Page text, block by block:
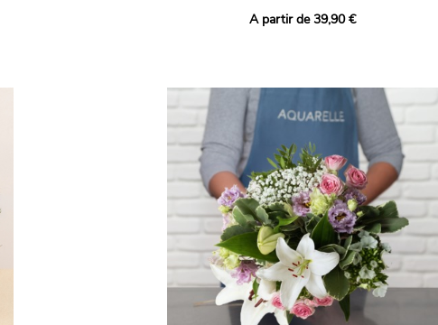
Offrez un bouquet délicat et généreux, imaginé
création une touche de pureté et de
romantisme, tandis que les giroflées dévoilent
un parfum délicat et une allure naturellement
poétique. Le gypsophile, léger et aérien, vient
envelopper l’ensemble de douceur, pendant que
les lisianthus ajoutent une note d’élégance et de
raffinement à cette harmonie florale.
Chaque tige a été sélectionnée avec soin pour
composer un bouquet lumineux, plein de
charme et de délicatesse. Avec son bel équilibre
entre volume, finesse et parfum, cette création
A partir de 39,90 €